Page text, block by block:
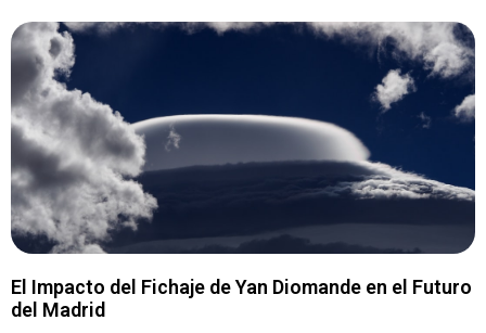
El Impacto del Fichaje de Yan Diomande en el Futuro
del Madrid